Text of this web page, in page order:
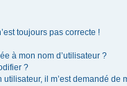
toujours pas correcte !
à mon nom d’utilisateur ?
?
il m’est demandé de